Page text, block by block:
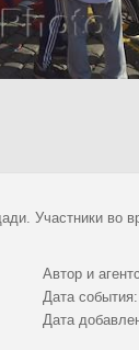
Участники во
Автор и
Дата события:
Дата